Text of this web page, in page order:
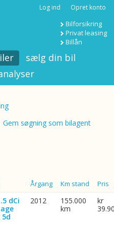
Log ind Opret konto
Bilforsikring
Privat leasing
Billån
sælg din bil
Gem søgning som bilagent
Årgang Km stand Pris
dCi
2012
155.000
km
kr